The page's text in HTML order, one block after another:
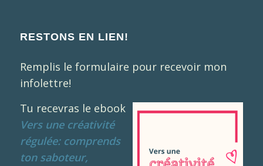
RESTONS EN LIEN!
Remplis le formulaire pour recevoir mon
infolettre!
Tu recevras le ebook
Vers une créativité
régulée: comprends
ton saboteur,